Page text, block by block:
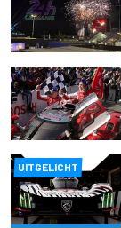
UITGELICHT